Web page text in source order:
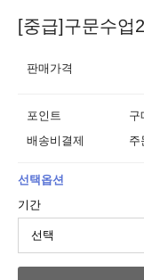
[중급]구문수업
판매가격
포인트
구
배송비결제
주
선택옵션
기간